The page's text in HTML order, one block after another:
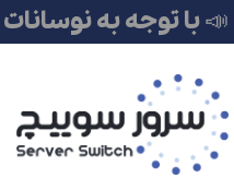
📣 با توجه به